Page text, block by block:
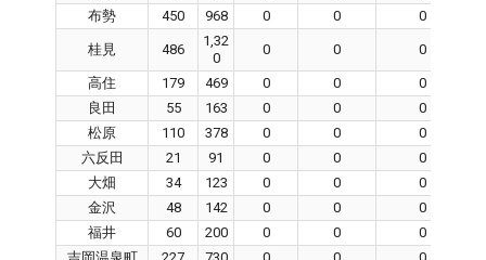
布勢
450 968 0 0 0
桂見 486
1,32
0
0 0 0
高住 179 469 0 0
0
良田
55 163 0 0
0
松原
110 378 0 0
0
六反田
21 91 0 0
0
大畑
34 123 0 0
0
金沢
48 142 0 0
0
福井
60 200 0 0
0
吉岡温泉町
227 730 0 0
0